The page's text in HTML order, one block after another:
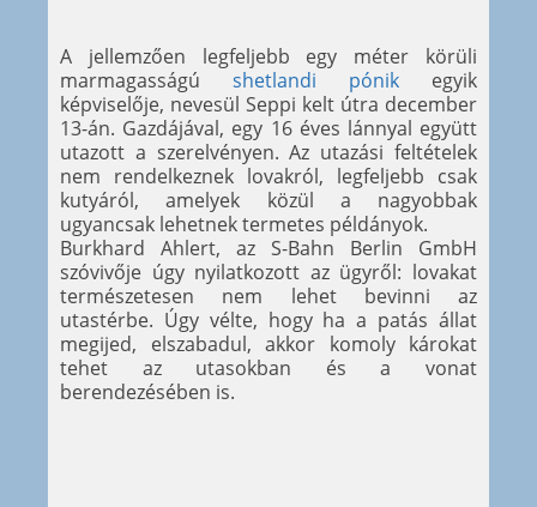
A jellemzően legfeljebb egy méter körüli
marmagasságú shetlandi pónik egyik
képviselője, nevesül Seppi kelt útra december
13-án. Gazdájával, egy 16 éves lánnyal együtt
utazott a szerelvényen. Az utazási feltételek
nem rendelkeznek lovakról, legfeljebb csak
kutyáról, amelyek közül a nagyobbak
ugyancsak lehetnek termetes példányok.
Burkhard Ahlert, az S-Bahn Berlin GmbH
szóvivője úgy nyilatkozott az ügyről: lovakat
természetesen nem lehet bevinni az
utastérbe. Úgy vélte, hogy ha a patás állat
megijed, elszabadul, akkor komoly károkat
tehet az utasokban és a vonat
berendezésében is.